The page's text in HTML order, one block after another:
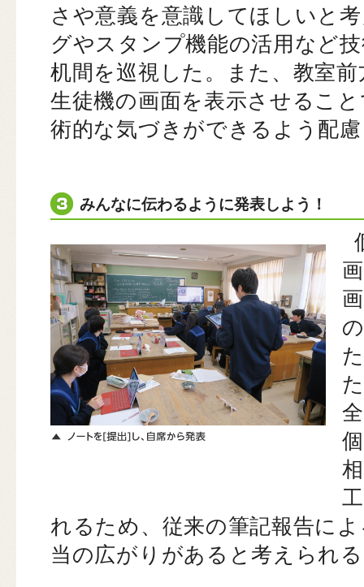
さや意義を意識してほしいと
グやスタンプ機能の活用など
机間を巡視した。また、教室
生徒機の画面を表示させるこ
術的な気づきができるよう配
みんなに伝わるように発表しよう！
れるため、従来の筆記報告に
当の広がりがあると考えられ